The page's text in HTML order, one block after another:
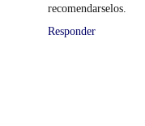
recomendarselos.
Responder